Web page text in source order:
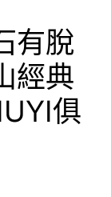
有脫
經典
俱